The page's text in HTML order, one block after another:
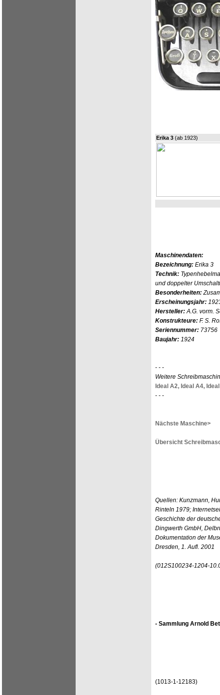
Erika 3 (ab 1923)
Maschinendaten:
Bezeichnung: Erika 3
Technik:
und doppelter
Besonderheiten:
Erscheinungsjahr:
Hersteller:A.G. vorm.
Konstrukteure: F. S.
Seriennummer: 73756
Baujahr: 1924
- - -
Weitere
Ideal A2, Ideal A4,
- - -
Nächste Maschine>
Übersicht
Quellen: Kunzmann,
Rinteln 1979;
Geschichte der
Dingwerth GmbH,
Dokumentation der
Dresden, 1. Aufl. 2001
(012S100234-1204-
- Sammlung Arnold
(1013-1-12183)